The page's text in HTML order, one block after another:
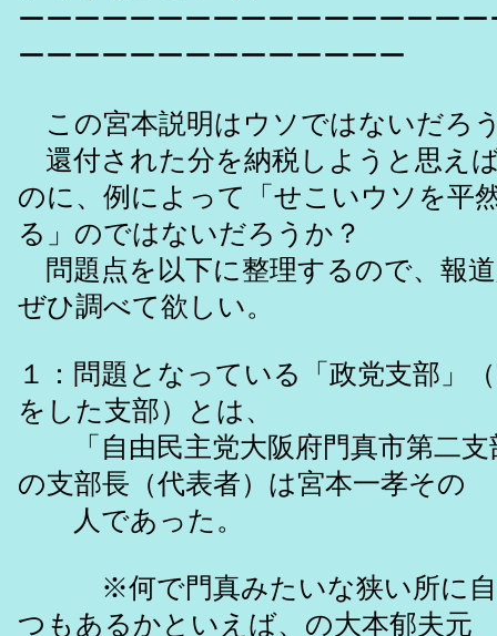
ーーーーーーーーーーーーーーーー
ーーーーーーーーーーーーーー
この宮本説明はウソではないだろ
還付された分を納税しようと思え
のに、例によって「せこいウソを平
る」のではないだろうか？
問題点を以下に整理するので、報
ぜひ調べて欲しい。
１：問題となっている「政党支部」
をした支部）とは、
「自由民主党大阪府門真市第二支
の支部長（代表者）は宮本一孝その
人であった。
※何で門真みたいな狭い所に自
つもあるかといえば、の大本郁夫元